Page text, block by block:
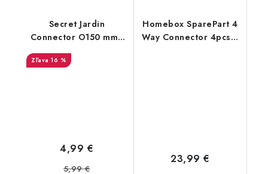
Secret Jardin
Connector O150 mm -
Flange (16mm)
16 %
4,99 €
5,99 €
Homebox SparePart 4
Way Connector 4pcs /
23,99 €